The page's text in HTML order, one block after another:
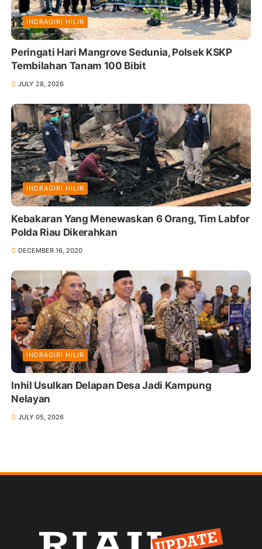
INDRAGIRI HILIR
Peringati Hari Mangrove Sedunia, Polsek KSKP
Tembilahan Tanam 100 Bibit
JULY 28, 2026
INDRAGIRI HILIR
Kebakaran Yang Menewaskan 6 Orang, Tim Labfor
Polda Riau Dikerahkan
DECEMBER 16, 2020
INDRAGIRI HILIR
Inhil Usulkan Delapan Desa Jadi Kampung
Nelayan
JULY 05, 2026